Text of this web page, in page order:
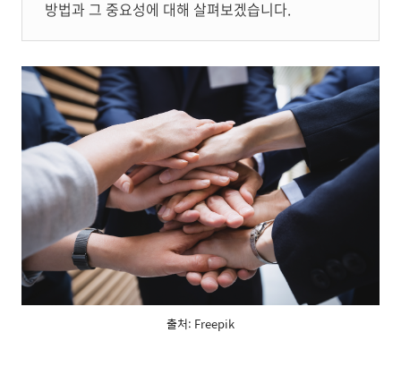
방법과 그 중요성에 대해 살펴보겠습니다.
출처: Freepik